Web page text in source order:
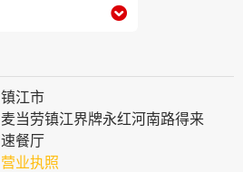

镇江市
麦当劳镇江界牌永红河南路得来
速餐厅
营业执照